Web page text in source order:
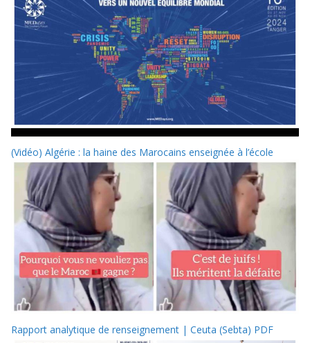
(Vidéo) Algérie : la haine des Marocains enseignée à l’école
Rapport analytique de renseignement | Ceuta (Sebta) PDF